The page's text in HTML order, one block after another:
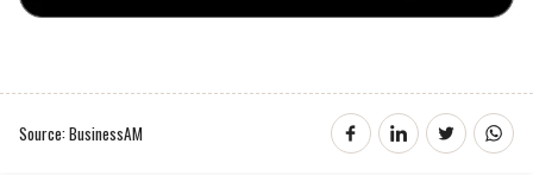
Source: BusinessAM